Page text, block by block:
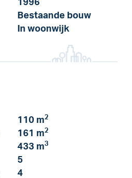
1996
Bestaande bouw
In woonwijk
110 m2
161 m2
433 m3
5
4